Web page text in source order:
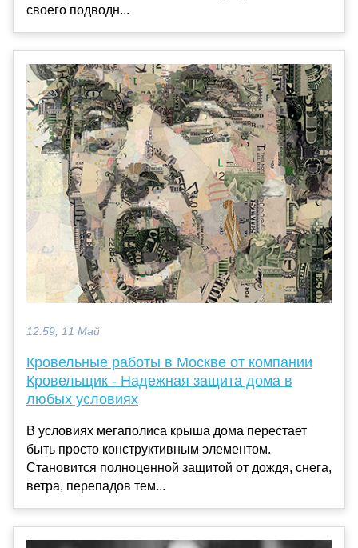
своего подводн...
12:59, 11 Май
Кровельные работы в Москве от компании
Кровельщик - Надежная защита дома в
любых условиях
В условиях мегаполиса крыша дома перестает
быть просто конструктивным элементом.
Становится полноценной защитой от дождя, снега,
ветра, перепадов тем...